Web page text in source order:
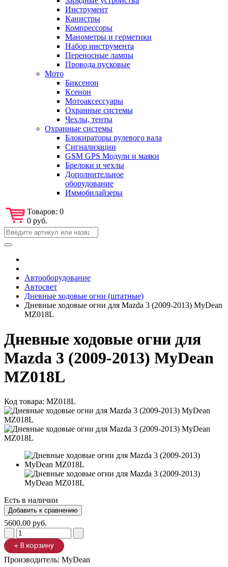
Инструмент
Канистры
Компрессоры
Манометры и герметики
Набор инструмента
Переносные лампы
Провода пусковые
Мото
Биксенон
Ксенон
Мотоаксессуары
Охранные системы
Чехлы, тенты
Охранные системы
Блокираторы рулевого вала
Сигнализации
GSM GPS Модули и маяки
Брелоки и чехлы
Дополнительное
оборудование
Иммобилайзеры
Товаров: 0
0 руб.
Автооборудование
Автосвет
Дневные ходовые огни (штатные)
Дневные ходовые огни для Mazda 3 (2009-2013) MyDean
MZ018L
Дневные ходовые огни для
Mazda 3 (2009-2013) MyDean
MZ018L
Код товара: MZ018L
Есть в наличии
5600.00 руб.
Производитель: MyDean